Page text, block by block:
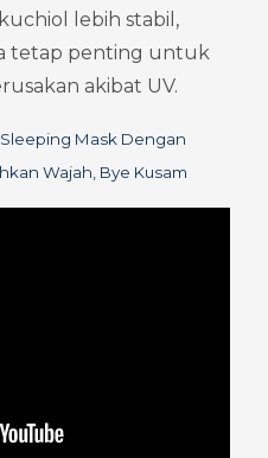
lebih stabil,
tetap penting untuk
akibat UV.
Mask Dengan
Wajah, Bye Kusam